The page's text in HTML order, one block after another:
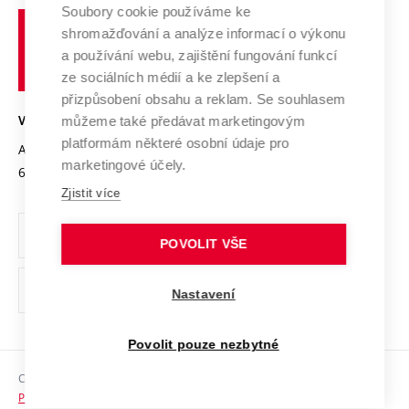
Výzkumné infrastruktury
Transfer znalostí
Open Science
Projekty
Projekty ze strukturálních fondů
Specifický výzkum
Spolupráce se školami
Služby univerzity
Mezinárodní dohody
Univerzitní sítě
Udržitelná univerzita
Podnikavá univerzita / ContriBUTe
Bezpečná univerzita
Vyznamenání
Organizační struktura
Ochrana osobních údajů
odkaz)
Sociální bezpečí
učení
technické
VYSOKÉ UČENÍ TECHNICKÉ V BRNĚ
Antonínská 548/1
602 00 Brno
www.vut.cz
vut@vutbr.cz
Copyright © 2026 VUT
Prohlášení o přístupnosti
Soubory cookie používáme ke
shromažďování a analýze informací o výkonu
a používání webu, zajištění fungování funkcí
ze sociálních médií a ke zlepšení a
přizpůsobení obsahu a reklam. Se souhlasem
můžeme také předávat marketingovým
platformám některé osobní údaje pro
marketingové účely.
Zjistit více
POVOLIT VŠE
Nastavení
Povolit pouze nezbytné